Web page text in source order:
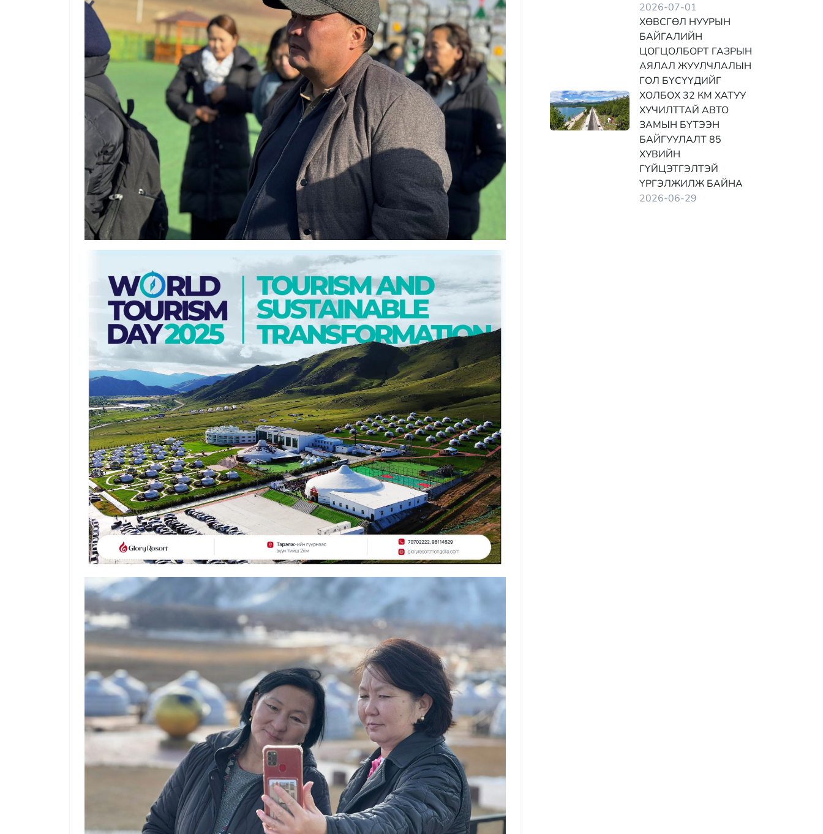
2026-07-01
ХӨВСГӨЛ НУУРЫН
БАЙГАЛИЙН
ЦОГЦОЛБОРТ ГАЗРЫН
АЯЛАЛ ЖУУЛЧЛАЛЫН
ГОЛ БҮСҮҮДИЙГ
ХОЛБОХ 32 КМ ХАТУУ
ХУЧИЛТТАЙ АВТО
ЗАМЫН БҮТЭЭН
БАЙГУУЛАЛТ 85
ХУВИЙН
ГҮЙЦЭТГЭЛТЭЙ
ҮРГЭЛЖИЛЖ БАЙНА
2026-06-29